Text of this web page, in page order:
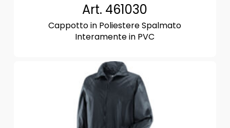
Art. 461030
Cappotto in Poliestere Spalmato
Interamente in PVC